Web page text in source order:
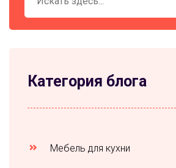
Категория блога
Мебель для кухни